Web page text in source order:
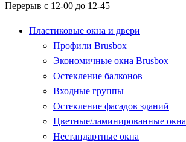
Перерыв с 12-00 до 12-45
Пластиковые окна и двери
Профили Brusbox
Экономичные окна Brusbox
Остекление балконов
Входные группы
Остекление фасадов зданий
Цветные/ламинированные окна
Нестандартные окна